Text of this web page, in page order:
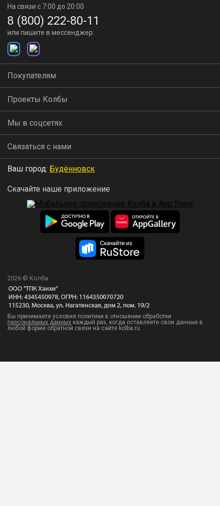
На связи с 7:00 до 20:00
8 (800) 222-80-11
или пишите в мессенджер:
Покупателям
Проекты Колбы
Мы в соцсетях
Связаться с нами
Ваш город: Будённовск
Скачайте наше приложение
2026 © Колба
Вы принимаете условия политики в отношении обработки
персональных данных каждый раз, когда оставляете свои данные в
любой форме обратной связи на сайте kolba.ru.